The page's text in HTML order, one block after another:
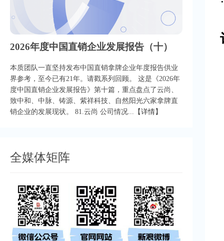
2026年度中国直销企业发展报告（十）
本质团队一直坚持发布中国直销拿牌企业年度报告供业
界参考，至今已有21年。请戳系列回顾。 这是《2026年
度中国直销企业发展报告》第十篇，重点盘点了云尚、
致中和、中脉、铸源、紫祥科技、自然阳光六家拿牌直
销企业的发展现状。 81.云尚 公司情况...
【详情】
全媒体矩阵